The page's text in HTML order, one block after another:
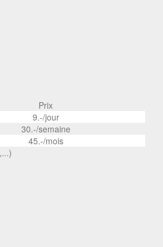
Prix
9.-/jour
30.-/semaine
45.-/mois